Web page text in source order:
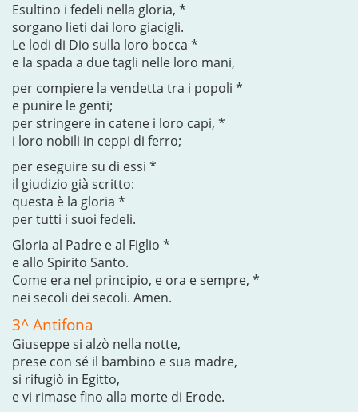
Esultino i fedeli nella gloria, *
sorgano lieti dai loro giacigli.
Le lodi di Dio sulla loro bocca *
e la spada a due tagli nelle loro mani,
per compiere la vendetta tra i popoli *
e punire le genti;
per stringere in catene i loro capi, *
i loro nobili in ceppi di ferro;
per eseguire su di essi *
il giudizio già scritto:
questa è la gloria *
per tutti i suoi fedeli.
Gloria al Padre e al Figlio *
e allo Spirito Santo.
Come era nel principio, e ora e sempre, *
nei secoli dei secoli. Amen.
3^ Antifona
Giuseppe si alzò nella notte,
prese con sé il bambino e sua madre,
si rifugiò in Egitto,
e vi rimase fino alla morte di Erode.